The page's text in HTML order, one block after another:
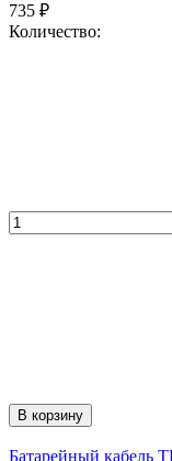
735 ₽
Количество:
В корзину
Батарейный кабель